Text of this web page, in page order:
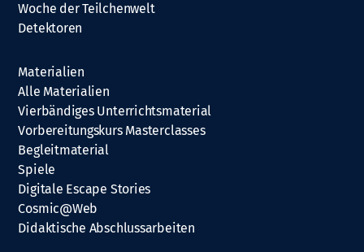
Woche der Teilchenwelt
Detektoren
Materialien
Alle Materialien
Vierbändiges Unterrichtsmaterial
Vorbereitungskurs Masterclasses
Begleitmaterial
Spiele
Digitale Escape Stories
Cosmic@Web
Didaktische Abschlussarbeiten